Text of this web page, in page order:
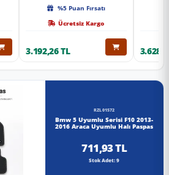
%5 Puan Fırsatı
Ücretsiz Kargo
3.192,26 TL
RZL01572
Bmw 5 Uyumlu Serisi F10 2013-
2016 Araca Uyumlu Halı Paspas
711,93 TL
Stok Adet: 9